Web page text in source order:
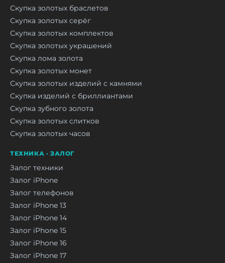
Скупка золотых браслетов
Скупка золотых серёг
Скупка золотых комплектов
Скупка золотых украшений
Скупка лома золота
Скупка золотых монет
Скупка золотых изделий с камнями
Скупка изделий с бриллиантами
Скупка зубного золота
Скупка золотых слитков
Скупка золотых часов
ТЕХНИКА · ЗАЛОГ
Залог техники
Залог iPhone
Залог телефонов
Залог iPhone 13
Залог iPhone 14
Залог iPhone 15
Залог iPhone 16
Залог iPhone 17